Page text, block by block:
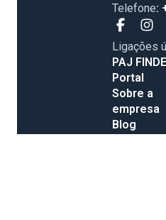
Telefone:
Ligações
PAJ
Portal
Sobre a
empresa
Blog